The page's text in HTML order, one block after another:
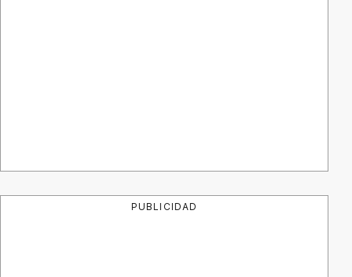
PUBLICIDAD